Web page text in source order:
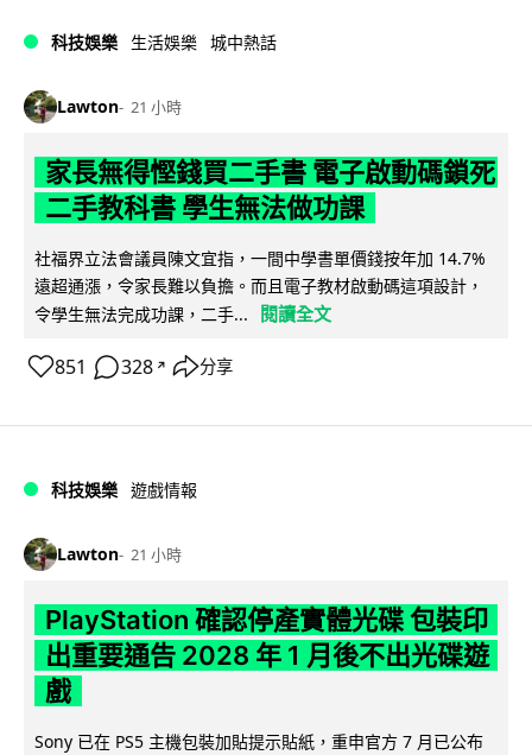
科技娛樂 生活娛樂 城中熱話
Lawton 21 小時
家長無得慳錢買二手書 電子啟動碼鎖死
二手教科書 學生無法做功課
社福界立法會議員陳文宜指，一間中學書單價錢按年加 14.7%
遠超通漲，令家長難以負擔。而且電子教材啟動碼這項設計，
令學生無法完成功課，二手...
閱讀全文
851 328 ↗ 分享
科技娛樂 遊戲情報
Lawton 21 小時
PlayStation 確認停產實體光碟 包裝印
出重要通告 2028 年 1 月後不出光碟遊
戲
Sony 已在 PS5 主機包裝加貼提示貼紙，重申官方 7 月已公布